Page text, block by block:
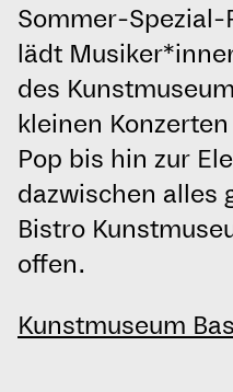
Sommer-Spezial-
lädt
des
kleinen
Pop bis hin zur
dazwischen alles
Bistro
offen.
Kunstmuseum